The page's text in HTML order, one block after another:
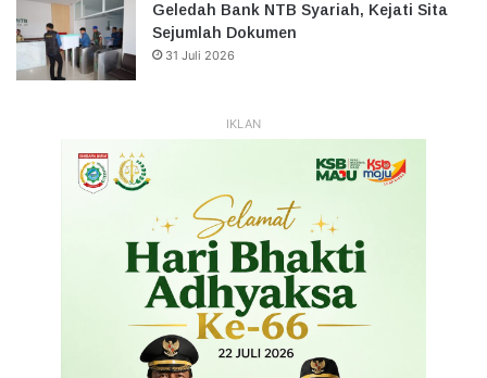
Geledah Bank NTB Syariah, Kejati Sita
Sejumlah Dokumen
31 Juli 2026
IKLAN